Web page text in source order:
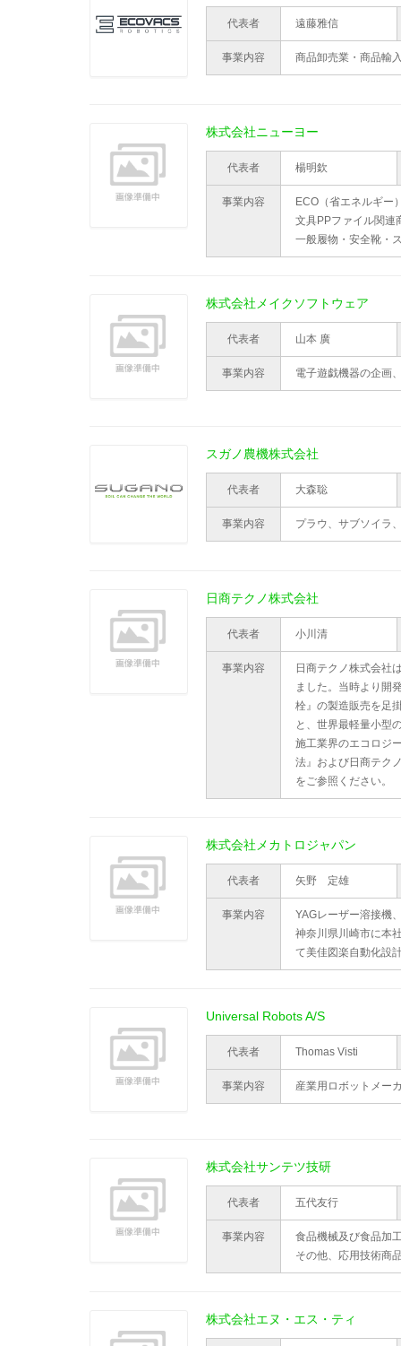
代表者 遠藤雅信
事業内容 商品卸売業・商品輸
株式会社ニューヨー
代表者 楊明欽
事業内容
ECO（省エネルギー
文具PPファイル関連
一般履物・安全靴・
株式会社メイクソフトウェア
代表者 山本 廣
事業内容 電子遊戯機器の企画
スガノ農機株式会社
代表者 大森聡
事業内容 プラウ、サブソイラ
日商テクノ株式会社
代表者 小川清
事業内容
日商テクノ株式会社
ました。当時より開
栓』の製造販売を足
と、世界最軽量小型
施工業界のエコロジ
法』および日商テク
をご参照ください。
株式会社メカトロジャパン
代表者 矢野 定雄
事業内容
YAGレーザー溶接機
神奈川県川崎市に本
て美佳図楽自動化設
Universal Robots A/S
代表者 Thomas Visti
事業内容 産業用ロボットメー
株式会社サンテツ技研
代表者 五代友行
事業内容
食品機械及び食品加
その他、応用技術商
株式会社エヌ・エス・ティ